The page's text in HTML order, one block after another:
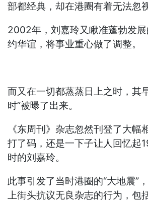
部都经典，却在港圈有着无法忽
2002年，刘嘉玲又瞅准蓬勃发
约华谊，将事业重心做了调整。
而又在一切都蒸蒸日上之时，其
时”被曝了出来。
《东周刊》杂志忽然刊登了大幅
打了码，还是一下子让人回忆起
时的刘嘉玲。
此事引发了当时港圈的“大地震”
上街头抗议无良杂志的行为，包